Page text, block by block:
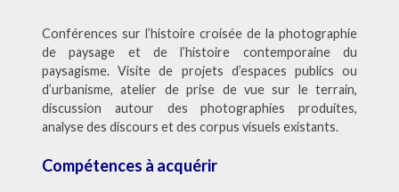
Conférences sur l’histoire croisée de la photographie
de paysage et de l’histoire contemporaine du
paysagisme. Visite de projets d’espaces publics ou
d’urbanisme, atelier de prise de vue sur le terrain,
discussion autour des photographies produites,
analyse des discours et des corpus visuels existants.
Compétences à acquérir